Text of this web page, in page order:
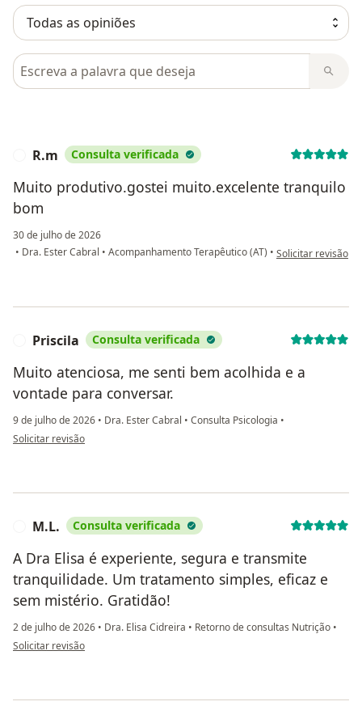
Pesquisar em opiniões
R.m Consulta verificada
Muito produtivo.gostei muito.excelente tranquilo
bom
30 de julho de 2026
• Dra. Ester Cabral • Acompanhamento Terapêutico (AT) • na opinião do
Solicitar revisão
Priscila Consulta verificada
Muito atenciosa, me senti bem acolhida e a
vontade para conversar.
9 de julho de 2026 • Dra. Ester Cabral • Consulta Psicologia •
na opinião do utilizador Priscila
Solicitar revisão
M.L. Consulta verificada
A Dra Elisa é experiente, segura e transmite
tranquilidade. Um tratamento simples, eficaz e
sem mistério. Gratidão!
2 de julho de 2026 • Dra. Elisa Cidreira • Retorno de consultas Nutrição •
na opinião do utilizador M.L.
Solicitar revisão